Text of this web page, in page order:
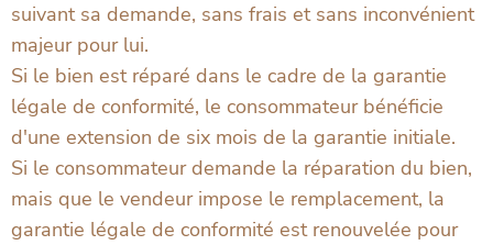
suivant sa demande, sans frais et sans inconvénient
majeur pour lui.
Si le bien est réparé dans le cadre de la garantie
légale de conformité, le consommateur bénéficie
d'une extension de six mois de la garantie initiale.
Si le consommateur demande la réparation du bien,
mais que le vendeur impose le remplacement, la
garantie légale de conformité est renouvelée pour